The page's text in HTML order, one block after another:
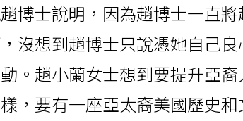
博士說明，因為趙博士一直
沒想到趙博士只說憑她自己
。趙小蘭女士想到要提升亞
，要有一座亞太裔美國歷史